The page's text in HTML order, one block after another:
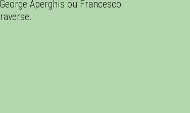
Aperghis ou Francesco